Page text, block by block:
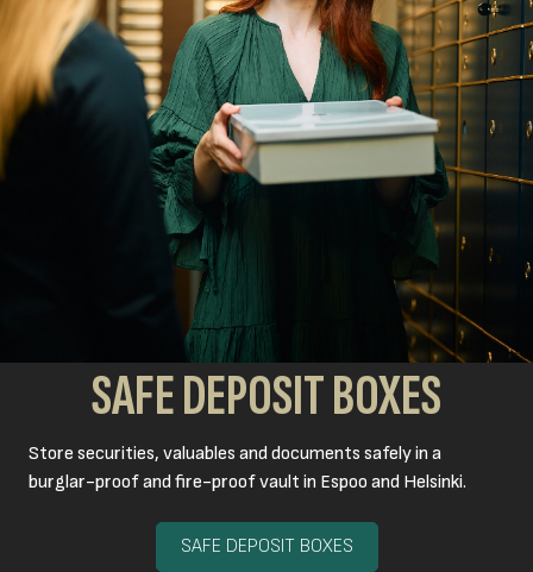
SAFE DEPOSIT BOXES
Store securities, valuables and documents safely in a
burglar-proof and fire-proof vault in Espoo and Helsinki.
SAFE DEPOSIT BOXES